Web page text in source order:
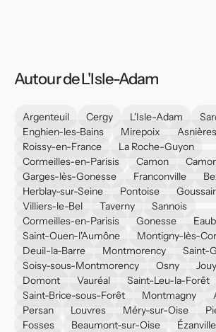
Autour de L'Isle-Adam
Argenteuil Cergy L'Isle-Adam
Enghien-les-Bains
Mirepoix
Roissy-en-France
La Roche-Guyon
Cormeilles-en-Parisis
Camon
Garges-lès-Gonesse
Franconville
Herblay-sur-Seine
Pontoise
Villiers-le-Bel
Taverny
Sannois
Cormeilles-en-Parisis
Gonesse
Saint-Ouen-l'Aumône
Montigny-lès-
Deuil-la-Barre
Montmorency Saint-
Soisy-sous-Montmorency
Osny
Domont
Vauréal
Saint-Leu-la-Forêt
Saint-Brice-sous-Forêt
Montmagny
Persan
Louvres Méry-sur-Oise
Fosses
Beaumont-sur-Oise Ézanville